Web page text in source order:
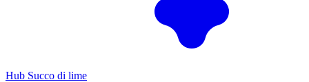
Hub Succo di lime